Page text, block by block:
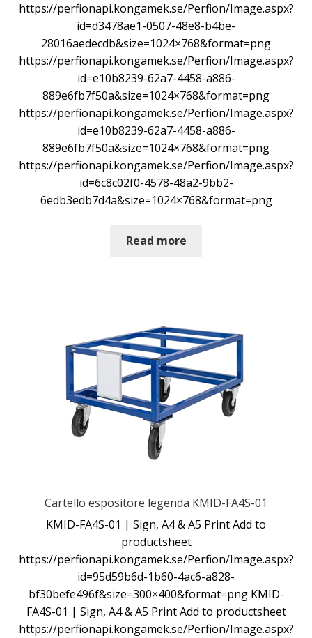
https://perfionapi.kongamek.se/Perfion/Image.aspx?
id=d3478ae1-0507-48e8-b4be-
28016aedecdb&size=1024×768&format=png
https://perfionapi.kongamek.se/Perfion/Image.aspx?
id=e10b8239-62a7-4458-a886-
889e6fb7f50a&size=1024×768&format=png
https://perfionapi.kongamek.se/Perfion/Image.aspx?
id=e10b8239-62a7-4458-a886-
889e6fb7f50a&size=1024×768&format=png
https://perfionapi.kongamek.se/Perfion/Image.aspx?
id=6c8c02f0-4578-48a2-9bb2-
6edb3edb7d4a&size=1024×768&format=png
Read more
Cartello espositore legenda KMID-FA4S-01
KMID-FA4S-01 | Sign, A4 & A5 Print Add to
productsheet
https://perfionapi.kongamek.se/Perfion/Image.aspx?
id=95d59b6d-1b60-4ac6-a828-
bf30befe496f&size=300×400&format=png KMID-
FA4S-01 | Sign, A4 & A5 Print Add to productsheet
https://perfionapi.kongamek.se/Perfion/Image.aspx?